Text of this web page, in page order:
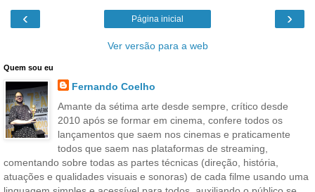
‹ ›
Página inicial
Ver versão para a web
Quem sou eu
Fernando Coelho
Amante da sétima arte desde sempre, crítico desde
2010 após se formar em cinema, confere todos os
lançamentos que saem nos cinemas e praticamente
todos que saem nas plataformas de streaming,
comentando sobre todas as partes técnicas (direção, história,
atuações e qualidades visuais e sonoras) de cada filme usando uma